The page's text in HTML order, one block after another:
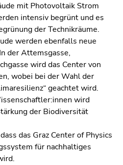
mit Photovoltaik Strom
intensiv begrünt und es
der Technikräume.
werden ebenfalls neue
der Attemsgasse,
wird das Center von
wobei bei der Wahl der
geachtet wird.
wird
der Biodiversität
das Graz Center of Physics
für nachhaltiges